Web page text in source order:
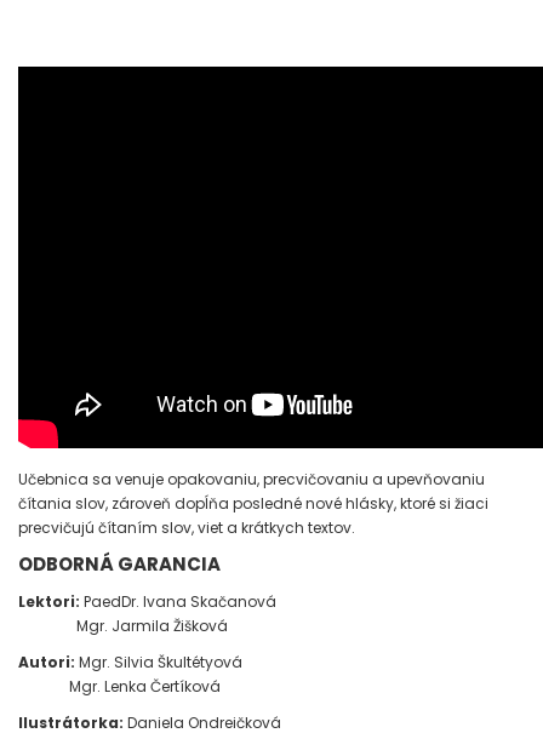
Učebnica sa venuje opakovaniu, precvičovaniu a upevňovaniu
čítania slov, zároveň dopĺňa posledné nové hlásky, ktoré si žiaci
precvičujú čítaním slov, viet a krátkych textov.
ODBORNÁ GARANCIA
Lektori: PaedDr. Ivana Skačanová
Mgr. Jarmila Žišková
Autori: Mgr. Silvia Škultétyová
Mgr. Lenka Čertíková
Ilustrátorka: Daniela Ondreičková